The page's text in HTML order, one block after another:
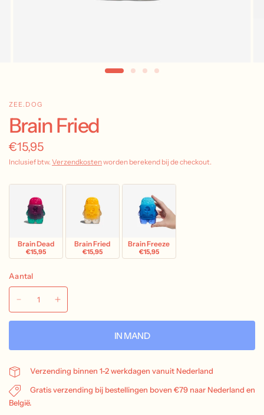
ZEE.DOG
Brain Fried
€15,95
Inclusief btw. Verzendkostenworden berekend bij de checkout.
Brain Dead
€15,95
Brain Fried
€15,95
Brain Freeze
€15,95
Aantal
IN MAND
Verzending binnen 1-2 werkdagen vanuit Nederland
Gratis verzending bij bestellingen boven €79 naar Nederland en
België.